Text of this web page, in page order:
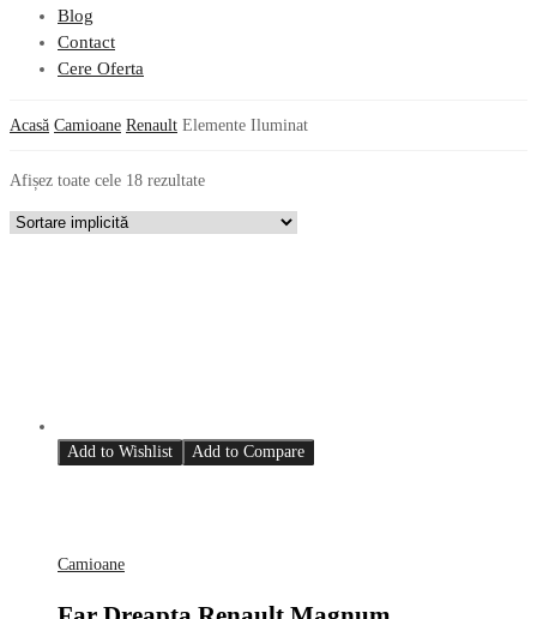
Blog
Contact
Cere Oferta
Acasă Camioane Renault Elemente Iluminat
Afișez toate cele 18 rezultate
Add to Wishlist Add to Compare
Camioane